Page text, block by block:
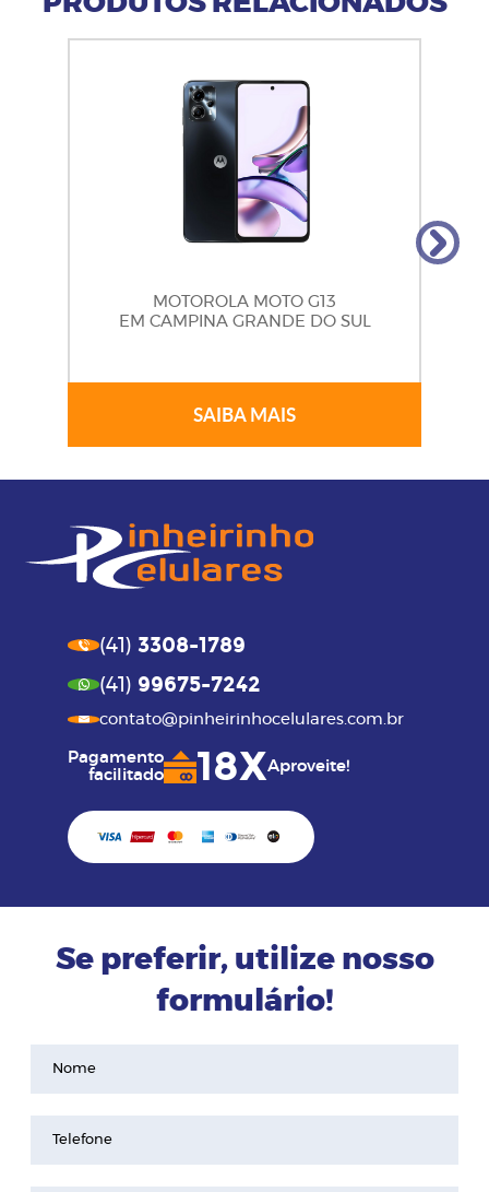
MOTOROLA MOTO G13
EM CAMPINA GRANDE DO SUL
SAIBA MAIS
(41) 3308-1789
(41) 99675-7242
contato@pinheirinhocelulares.com.br
Pagamento
facilitado
18XAproveite!
Se preferir, utilize nosso
formulário!
Nome
Telefone